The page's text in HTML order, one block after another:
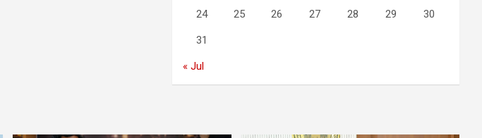
24 25 26 27 28 29 30
31
« Jul